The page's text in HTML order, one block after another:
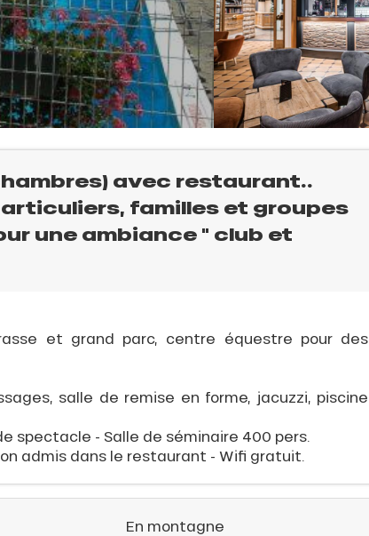
avec restaurant..
familles et groupes
une ambiance " club et
et grand parc, centre équestre pour des
salle de remise en forme, jacuzzi, piscine
spectacle - Salle de séminaire 400 pers.
admis dans le restaurant - Wifi gratuit.
En montagne